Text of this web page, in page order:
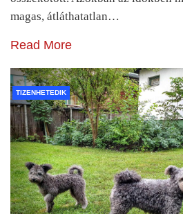
magas, átláthatatlan…
Read More
TIZENHETEDIK